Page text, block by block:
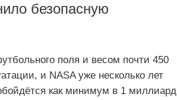
безопасную
поля и весом почти 450
и NASA уже несколько лет
как минимум в 1 миллиард